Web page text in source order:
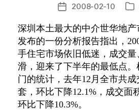
发
日
期
2008-02-10
分
深圳本土最大的中介世华地
发布的一份分析报告指出，
手住宅市场依旧低迷，成交
滑，迎来了下半年的最低点
门的统计，去年12月全市共
套，环比下降12.1%，成交面
环比下降10.3%。